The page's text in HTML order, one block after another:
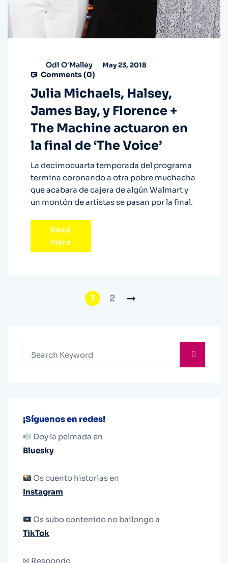
Odi O'Malley May 23, 2018
Comments (0)
Julia Michaels, Halsey,
James Bay, y Florence +
The Machine actuaron en
la final de ‘The Voice’
La decimocuarta temporada del programa
termina coronando a otra pobre muchacha
que acabara de cajera de algún Walmart y
un montón de artistas se pasan por la final.
Read
More
1 2
¡Síguenos en redes!
Doy la pelmada en
Bluesky
Os cuento historias en
Instagram
Os subo contenido no bailongo a
TikTok
✉ Respondo